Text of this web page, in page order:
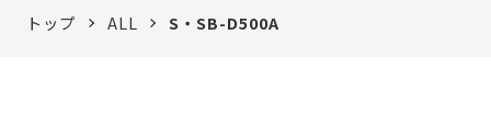
トップ ALL S・SB-D500A